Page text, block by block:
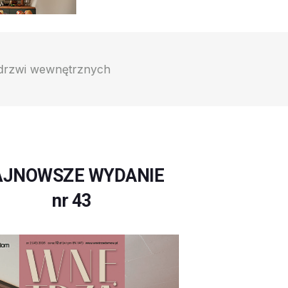
wewnętrznych
WYDANIE
nr 43